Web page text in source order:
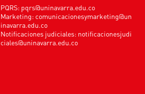
PQRS: pqrs@uninavarra.edu.co
Marketing: comunicacionesymarketing@un
inavarra.edu.co
Notificaciones judiciales: notificacionesjudi
ciales@uninavarra.edu.co